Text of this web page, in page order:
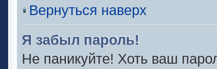
Вернуться наверх
Я забыл пароль!
Не паникуйте! Хоть ваш